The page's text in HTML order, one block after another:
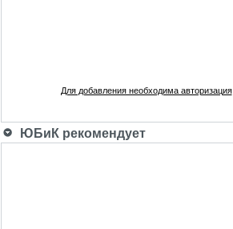
Для добавления необходима авторизация
ЮБиК рекомендует